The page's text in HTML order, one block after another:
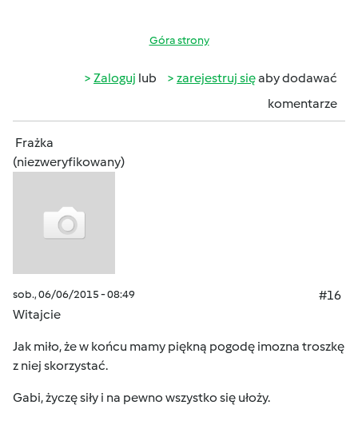
Góra strony
Zaloguj lub zarejestruj sięaby dodawać
komentarze
Frażka
(niezweryfikowany)
sob., 06/06/2015 - 08:49
#16
Witajcie
Jak miło, że w końcu mamy piękną pogodę imozna troszkę
z niej skorzystać.
Gabi, życzę siły i na pewno wszystko się ułoży.